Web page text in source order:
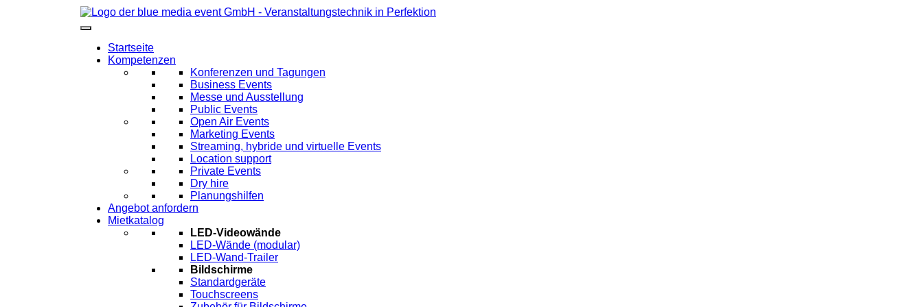
Startseite
Kompetenzen
Konferenzen und Tagungen
Business Events
Messe und Ausstellung
Public Events
Open Air Events
Marketing Events
Streaming, hybride und virtuelle Events
Location support
Private Events
Dry hire
Planungshilfen
Angebot anfordern
Mietkatalog
LED-Videowände
LED-Wände (modular)
LED-Wand-Trailer
Bildschirme
Standardgeräte
Touchscreens